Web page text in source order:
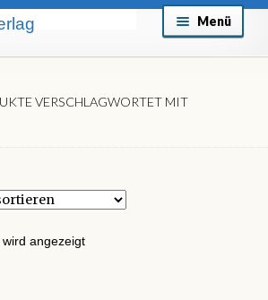
Menü
VERSCHLAGWORTET MIT
angezeigt